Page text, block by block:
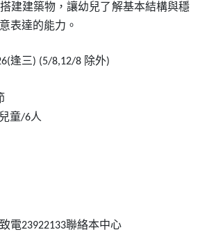
建建築物，讓幼兒了解基本結構與穩
表達的能力。
(逢三) (5/8,12/8 除外)
兒童/6人
電23922133聯絡本中心